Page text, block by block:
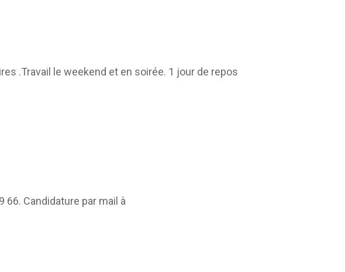
.Travail le weekend et en soirée. 1 jour de repos
66. Candidature par mail à